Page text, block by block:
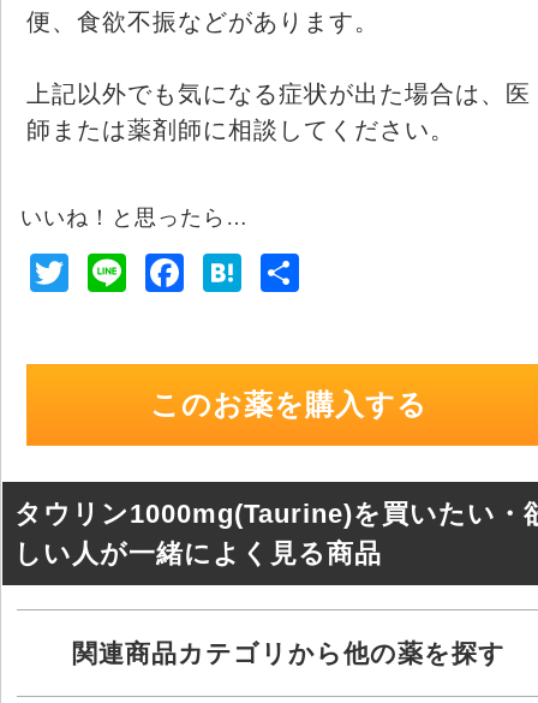
便、食欲不振などがあります。
上記以外でも気になる症状が出た場合は、医
師または薬剤師に相談してください。
いいね！と思ったら…
T
Li
e
b
o
k
H
n
a
このお薬を購入する
タウリン1000mg(Taurine)を買いたい・
しい人が一緒によく見る商品
関連商品カテゴリから他の薬を探す